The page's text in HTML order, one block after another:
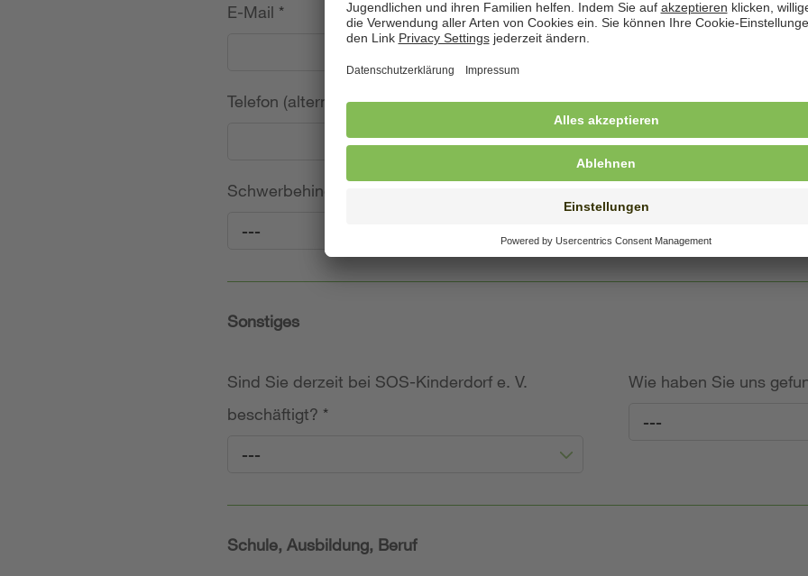
E-Mail * Telefon*
Telefon (alternativ) Geburtsdatum
Schwerbehinderung (freiwillige Angabe)
---
Sonstiges
Sind Sie derzeit bei SOS-Kinderdorf e. V.
beschäftigt? *
---
Wie haben Sie uns
---
Schule, Ausbildung, Beruf